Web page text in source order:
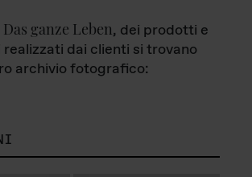
Das ganze Leben, dei prodotti e
dai clienti si trovano
archivio fotografico: